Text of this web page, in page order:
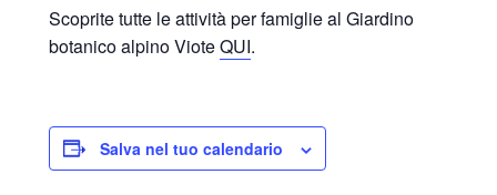
Scoprite tutte le attività per famiglie al Giardino
botanico alpino VioteQUI.
Salva nel tuo calendario